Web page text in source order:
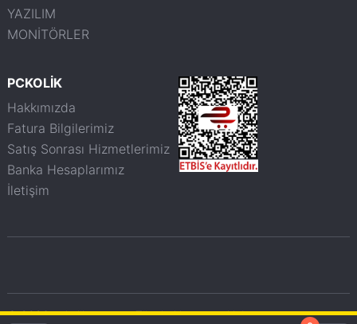
YAZILIM
MONİTÖRLER
PCKOLİK
Hakkımızda
Fatura Bilgilerimiz
Satış Sonrası Hizmetlerimiz
Banka Hesaplarımız
İletişim
© 2026 pckolik.com.tr - Tüm haklarımız saklıdır.